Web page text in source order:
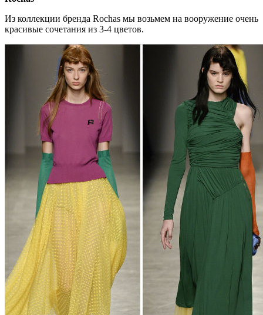
Из коллекции бренда Rochas мы возьмем на вооружение очень
красивые сочетания из 3-4 цветов.